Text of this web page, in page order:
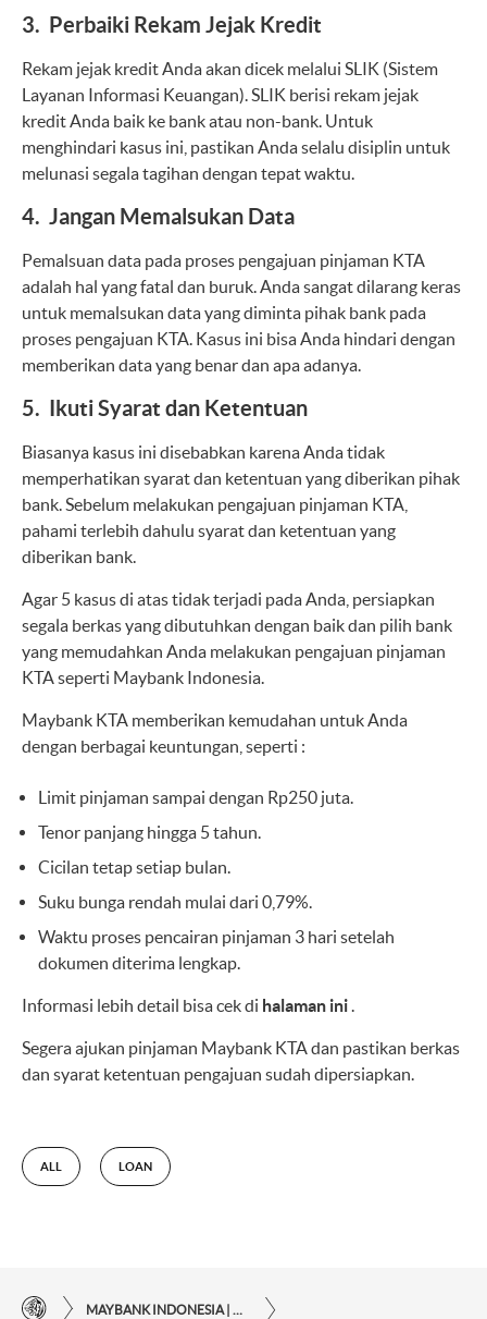
3. Perbaiki Rekam Jejak Kredit
Rekam jejak kredit Anda akan dicek melalui SLIK (Sistem
Layanan Informasi Keuangan). SLIK berisi rekam jejak
kredit Anda baik ke bank atau non-bank. Untuk
menghindari kasus ini, pastikan Anda selalu disiplin untuk
melunasi segala tagihan dengan tepat waktu.
4. Jangan Memalsukan Data
Pemalsuan data pada proses pengajuan pinjaman KTA
adalah hal yang fatal dan buruk. Anda sangat dilarang keras
untuk memalsukan data yang diminta pihak bank pada
proses pengajuan KTA. Kasus ini bisa Anda hindari dengan
memberikan data yang benar dan apa adanya.
5. Ikuti Syarat dan Ketentuan
Biasanya kasus ini disebabkan karena Anda tidak
memperhatikan syarat dan ketentuan yang diberikan pihak
bank. Sebelum melakukan pengajuan pinjaman KTA,
pahami terlebih dahulu syarat dan ketentuan yang
diberikan bank.
Agar 5 kasus di atas tidak terjadi pada Anda, persiapkan
segala berkas yang dibutuhkan dengan baik dan pilih bank
yang memudahkan Anda melakukan pengajuan pinjaman
KTA seperti Maybank Indonesia.
Maybank KTA memberikan kemudahan untuk Anda
dengan berbagai keuntungan, seperti :
Limit pinjaman sampai dengan Rp250 juta.
Tenor panjang hingga 5 tahun.
Cicilan tetap setiap bulan.
Suku bunga rendah mulai dari 0,79%.
Waktu proses pencairan pinjaman 3 hari setelah
dokumen diterima lengkap.
Informasi lebih detail bisa cek di halaman ini
Segera ajukan pinjaman Maybank KTA dan pastikan berkas
dan syarat ketentuan pengajuan sudah dipersiapkan.
ALL LOAN
MAYBANK INDONESIA | KEMUDAHAN TRANSAKSI FINANSIAL DI UJUNG JARI ANDA